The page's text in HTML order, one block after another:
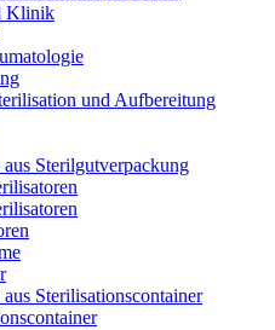
Klinik
und Aufbereitung
Sterilgutverpackung
Sterilisationscontainer